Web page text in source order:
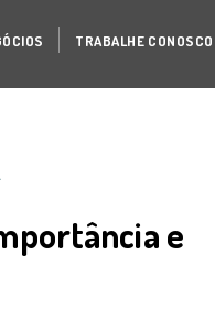
TRABALHE CONOSCO
e